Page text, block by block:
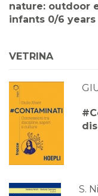
nature: outdoor
infants 0/6 years
VETRINA
S.